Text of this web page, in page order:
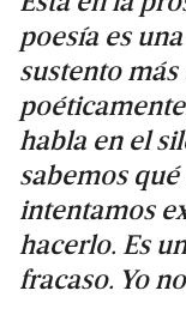
poesía es
sustento
habla en el
sabemos
intentamos
hacerlo. Es
fracaso. Yo